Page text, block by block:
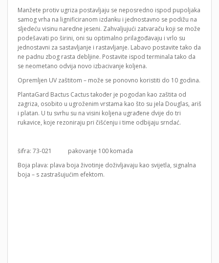
Manžete protiv ugriza postavljaju se neposredno ispod pupoljaka
samog vrha na lignificiranom izdanku i jednostavno se podižu na
sljedeću visinu naredne jeseni. Zahvaljujući zatvaraču koji se može
podešavati po širini, oni su optimalno prilagođavaju i vrlo su
jednostavni za sastavljanje i rastavljanje. Labavo postavite tako da
ne padnu zbog rasta debljine. Postavite ispod terminala tako da
se neometano odvija novo izbacivanje koljena.
Opremljen UV zaštitom – može se ponovno koristiti do 10 godina.
PlantaGard Bactus Cactus također je pogodan kao zaštita od
zagriza, osobito u ugroženim vrstama kao što su jela Douglas, ariš
i platan. U tu svrhu su na visini koljena ugrađene dvije do tri
rukavice, koje rezoniraju pri čišćenju i time odbijaju srndać.
šifra: 73-021 pakovanje 100 komada
Boja plava: plava boja životinje doživljavaju kao svijetla, signalna
boja – s zastrašujućim efektom.